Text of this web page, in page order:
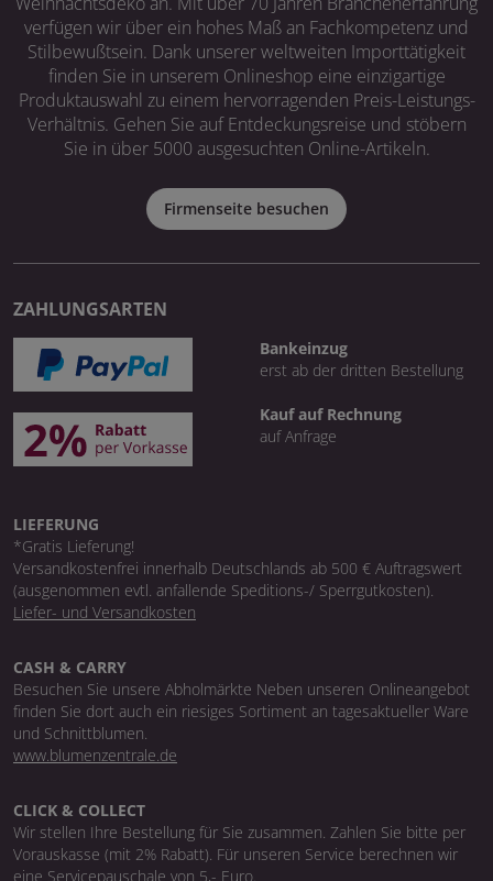
verfügen wir über ein hohes Maß an Fachkompetenz und
Stilbewußtsein. Dank unserer weltweiten Importtätigkeit
finden Sie in unserem Onlineshop eine einzigartige
Produktauswahl zu einem hervorragenden Preis-Leistungs-
Verhältnis. Gehen Sie auf Entdeckungsreise und stöbern
Sie in über 5000 ausgesuchten Online-Artikeln.
Firmenseite besuchen
ZAHLUNGSARTEN
Bankeinzug
erst ab der dritten Bestellung
Kauf auf Rechnung
auf Anfrage
LIEFERUNG
*Gratis Lieferung!
Versandkostenfrei innerhalb Deutschlands ab 500 € Auftragswert
(ausgenommen evtl. anfallende Speditions-/ Sperrgutkosten).
Liefer- und Versandkosten
CASH & CARRY
Besuchen Sie unsere Abholmärkte Neben unseren Onlineangebot
finden Sie dort auch ein riesiges Sortiment an tagesaktueller Ware
und Schnittblumen.
www.blumenzentrale.de
CLICK & COLLECT
Wir stellen Ihre Bestellung für Sie zusammen. Zahlen Sie bitte per
Vorauskasse (mit 2% Rabatt). Für unseren Service berechnen wir
eine Servicepauschale von 5,- Euro.